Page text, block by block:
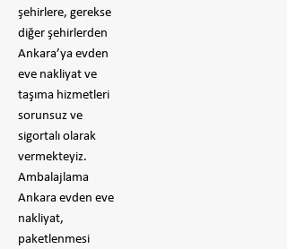
şehirlere, gerekse
diğer şehirlerden
Ankara’ya evden
eve nakliyat ve
taşıma hizmetleri
sorunsuz ve
sigortalı olarak
vermekteyiz.
Ambalajlama
Ankara evden eve
nakliyat,
paketlenmesi